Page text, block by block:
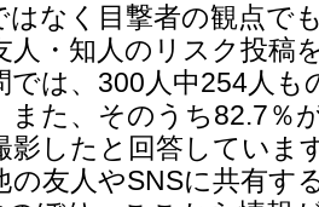
はなく目撃者の観点で
人・知人のリスク投稿
では、300人中254人も
また、そのうち82.7％
影したと回答していま
の友人やSNSに共有す